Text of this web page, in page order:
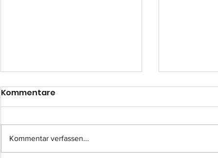
Einsatz-Nr.: 057
Kommentare
Kommentar verfassen...